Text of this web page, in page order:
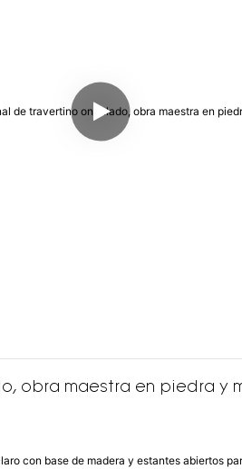
obra maestra en piedra y
con base de madera y estantes abiertos